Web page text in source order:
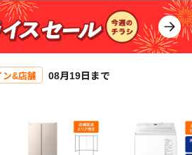
ン&店舗 08月19日まで